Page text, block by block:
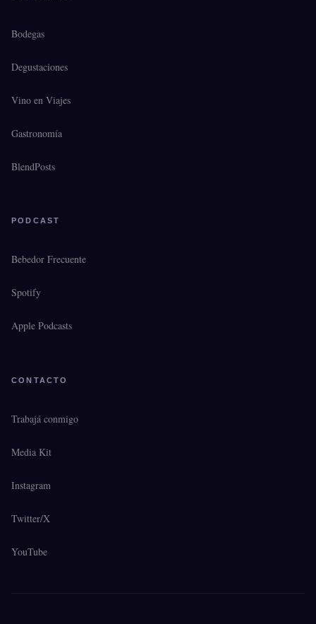
Bodegas
Degustaciones
Vino en Viajes
Gastronomía
BlendPosts
PODCAST
Bebedor Frecuente
Spotify
Apple Podcasts
CONTACTO
Trabajá conmigo
Media Kit
Instagram
Twitter/X
YouTube